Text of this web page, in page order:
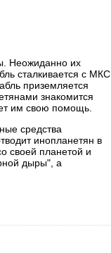
Неожиданно их
сталкивается с МКС
приземляется
знакомится
им свою помощь.
средства
инопланетян в
своей планетой и
дыры", а